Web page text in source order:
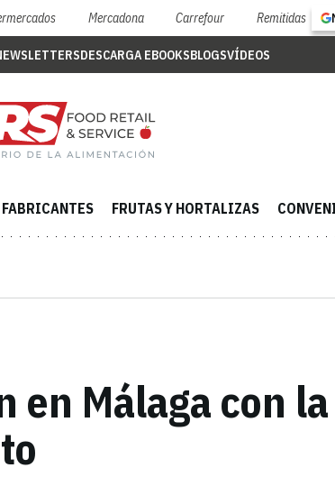
Mercadona Carrefour Remitidas
DESCARGA EBOOKSBLOGSVÍDEOS
FABRICANTES FRUTAS Y HORTALIZAS
Málaga con